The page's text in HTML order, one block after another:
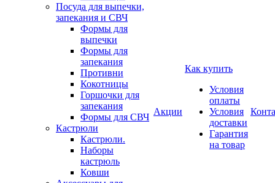
Посуда для выпечки,
запекания и СВЧ
Формы для
выпечки
Формы для
запекания
Противни
Кокотницы
Горшочки для
запекания
Формы для СВЧ
Кастрюли
Кастрюли.
Наборы
кастрюль
Ковши
Акции
Как купить
Условия
оплаты
Условия
доставки
Гарантия
на товар